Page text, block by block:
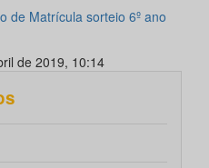
de Matrícula sorteio 6º ano
de 2019, 10:14